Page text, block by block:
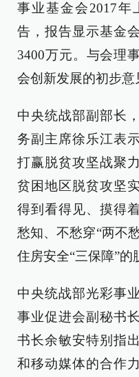
事业基金会2017
告，报告显示基金
3400万元。与会理
会创新发展的初步意
中央统战部副部长
务副主席徐乐江表
打赢脱贫攻坚战聚
贫困地区脱贫攻坚
得到看得见、摸得
愁知、不愁穿“两不
住房安全“三保障”的
中央统战部光彩事
事业促进会副秘书
书长余敏安特别指
和移动媒体的合作